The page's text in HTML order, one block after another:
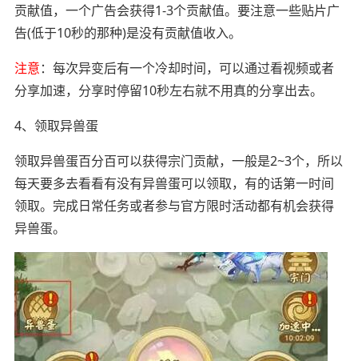
贡献值，一个广告会获得1-3个贡献值。要注意一些贴片广
告(低于10秒的那种)是没有贡献值收入。
注意：每次异变后有一个冷却时间，可以通过看视频或者
分享加速，分享时停留10秒左右就不用真的分享出去。
4、领取异兽蛋
领取异兽蛋百分百可以获得宗门贡献，一般是2~3个，所以
每天要多去看看有没有异兽蛋可以领取，有的话第一时间
领取。完成日常任务或者参与官方限时活动都有机会获得
异兽蛋。